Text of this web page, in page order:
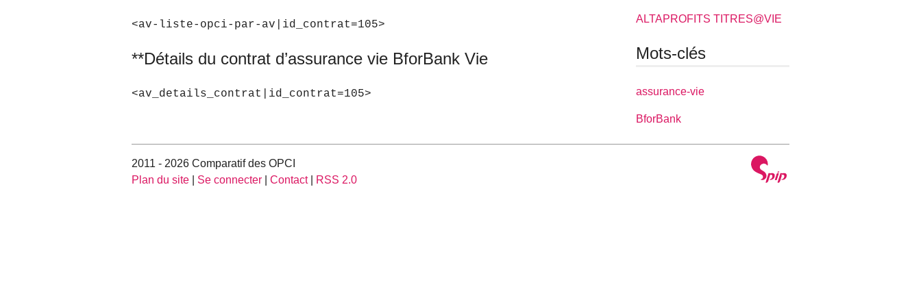
<av-liste-opci-par-av|id_contrat=105>
**Détails du contrat d’assurance vie BforBank Vie
<av_details_contrat|id_contrat=105>
ALTAPROFITS TITRES@VIE
Mots-clés
assurance-vie
BforBank
2011 - 2026 Comparatif des OPCI
Plan du site
Se connecter Contact| RSS 2.0